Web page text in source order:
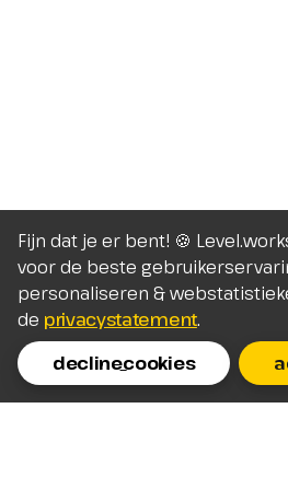
Fijn dat je er bent! 🍪
voor de beste
personaliseren &
de privacystatement.
decline_cookies